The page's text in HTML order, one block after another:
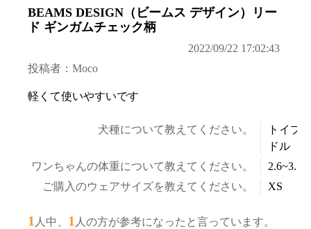
BEAMS DESIGN（ビームス デザイン）リー
ド ギンガムチェック柄
2022/09/22 17:02:43
投稿者：Moco
軽くて使いやすいです
犬種について教えてください。
トイプ
ドル
ワンちゃんの体重について教えてください。
ご購入のウェアサイズを教えてください。
XS
1 人中、 1 人の方が参考になったと言っています。